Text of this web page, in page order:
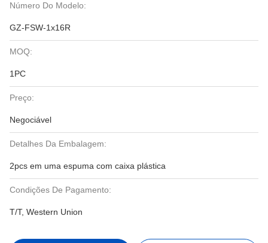
Número Do Modelo:
GZ-FSW-1x16R
MOQ:
1PC
Preço:
Negociável
Detalhes Da Embalagem:
2pcs em uma espuma com caixa plástica
Condições De Pagamento:
T/T, Western Union